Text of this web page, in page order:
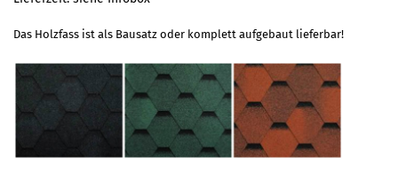
Das Holzfass ist als Bausatz oder komplett aufgebaut lieferbar!